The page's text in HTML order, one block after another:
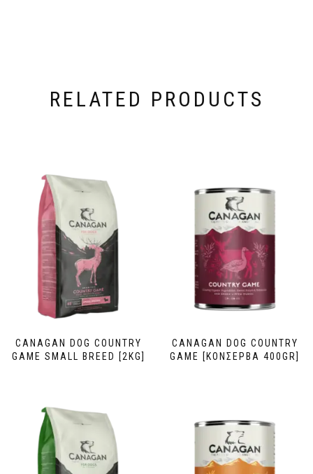
RELATED PRODUCTS
CANAGAN DOG COUNTRY
GAME SMALL BREED [2KG]
CANAGAN DOG COUNTRY
GAME [ΚΟΝΣΕΡΒΑ 400GR]